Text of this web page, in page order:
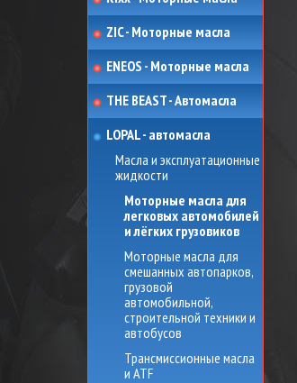
ZIC - Моторные масла
ENEOS - Моторные масла
THE BEAST - Автомасла
LOPAL - автомасла
Масла и эксплуатационные
жидкости
Моторные масла для
легковых автомобилей
и лёгких грузовиков
Моторные масла для
смешанных автопарков,
грузовой
автомобильной,
строительной техники и
автобусов
Трансмиссионные масла
и ATF